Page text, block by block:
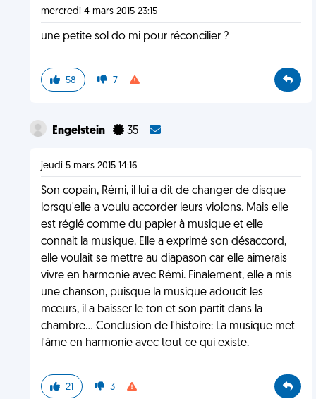
mercredi 4 mars 2015 23:15
une petite sol do mi pour réconcilier ?
58 7
Engelstein 35
jeudi 5 mars 2015 14:16
Son copain, Rémi, il lui a dit de changer de disque
lorsqu'elle a voulu accorder leurs violons. Mais elle
est réglé comme du papier à musique et elle
connait la musique. Elle a exprimé son désaccord,
elle voulait se mettre au diapason car elle aimerais
vivre en harmonie avec Rémi. Finalement, elle a mis
une chanson, puisque la musique adoucit les
mœurs, il a baisser le ton et son partit dans la
chambre... Conclusion de l'histoire: La musique met
l'âme en harmonie avec tout ce qui existe.
21 3